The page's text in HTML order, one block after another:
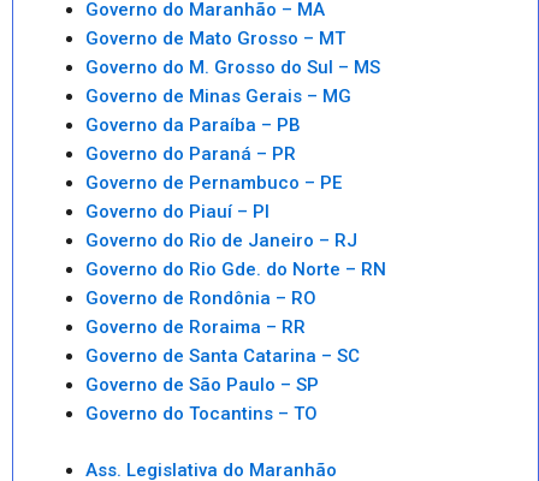
Governo do Maranhão – MA
Governo de Mato Grosso – MT
Governo do M. Grosso do Sul – MS
Governo de Minas Gerais – MG
Governo da Paraíba – PB
Governo do Paraná – PR
Governo de Pernambuco – PE
Governo do Piauí – PI
Governo do Rio de Janeiro – RJ
Governo do Rio Gde. do Norte – RN
Governo de Rondônia – RO
Governo de Roraima – RR
Governo de Santa Catarina – SC
Governo de São Paulo – SP
Governo do Tocantins – TO
Ass. Legislativa do Maranhão